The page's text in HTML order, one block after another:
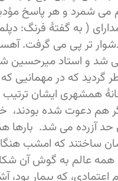
می شمرد و هر پاسخ
( به گفتۀ فرنگ:
تر پی می گرفت.
شد و استاد میرحسین
گردید که در مهمانیی
همشهری ایشان
هم دعوت شده
آزرده می شد. بارها
ساختند که امشب
عالم به گوش آن
که بیمار بود،